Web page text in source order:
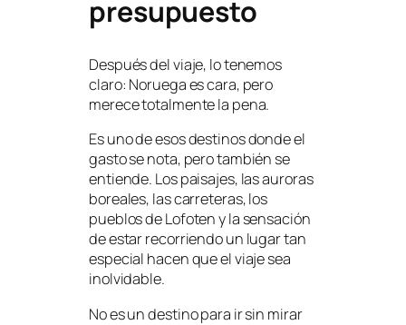
presupuesto
Después del viaje, lo tenemos
claro: Noruega es cara, pero
merece totalmente la pena.
Es uno de esos destinos donde el
gasto se nota, pero también se
entiende. Los paisajes, las auroras
boreales, las carreteras, los
pueblos de Lofoten y la sensación
de estar recorriendo un lugar tan
especial hacen que el viaje sea
inolvidable.
No es un destino para ir sin mirar